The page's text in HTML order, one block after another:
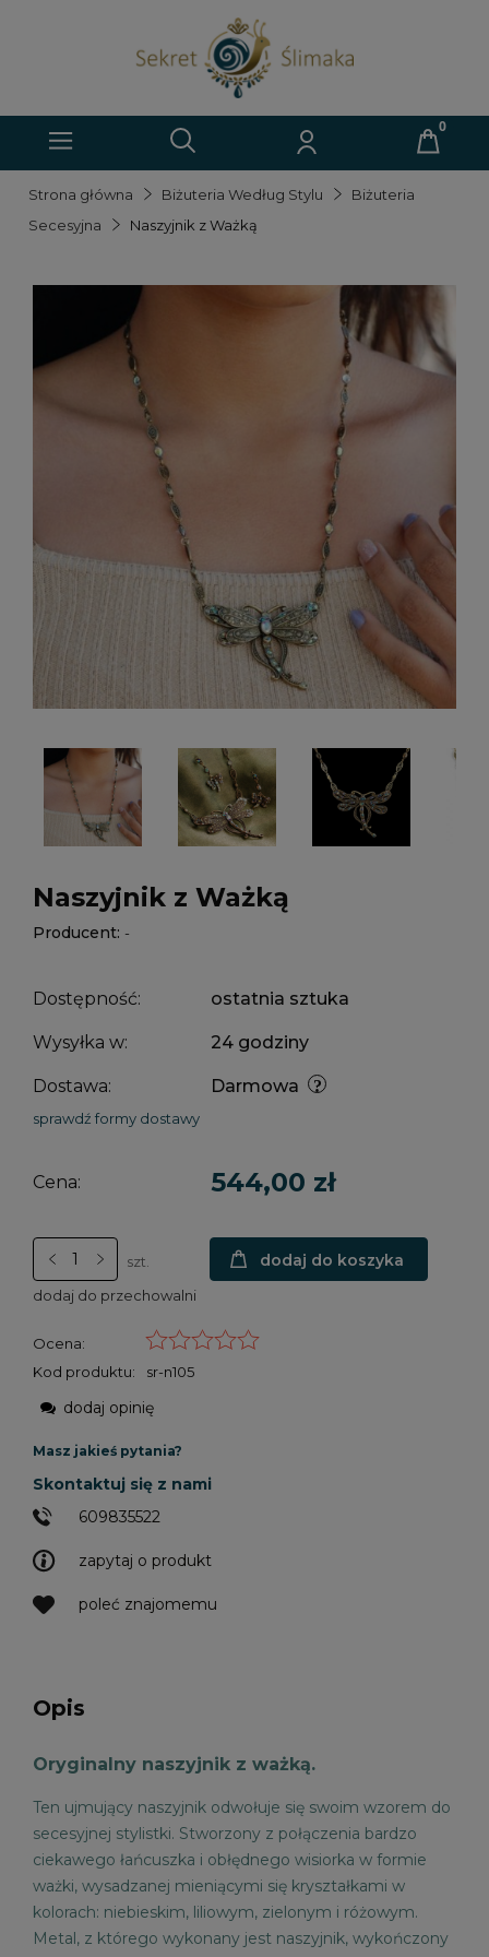
Strona główna Biżuteria Według Stylu
Biżuteria
Secesyjna
Naszyjnik z Ważką
Naszyjnik z Ważką
Producent: -
Dostępność: ostatnia sztuka
Wysyłka w: 24 godziny
Dostawa: Darmowa
sprawdź formy dostawy
Cena: 544,00 zł
szt. dodaj do koszyka
dodaj do przechowalni
Ocena:
Kod produktu:
sr-n105
zapytaj o produkt
poleć znajomemu
Masz jakieś pytania?
Skontaktuj się z nami
609835522
dodaj opinię
Opis
Oryginalny naszyjnik z ważką.
Ten ujmujący naszyjnik odwołuje się swoim wzorem do
secesyjnej stylistki. Stworzony z połączenia bardzo
ciekawego łańcuszka i obłędnego wisiorka w formie
ważki, wysadzanej mieniącymi się kryształkami w
kolorach: niebieskim, liliowym, zielonym i różowym.
Metal, z którego wykonany jest naszyjnik, wykończony